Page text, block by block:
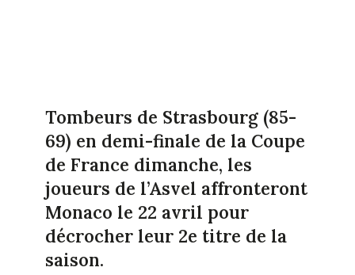
Tombeurs de Strasbourg (85-
69) en demi-finale de la Coupe
de France dimanche, les
joueurs de l’Asvel affronteront
Monaco le 22 avril pour
décrocher leur 2e titre de la
saison.